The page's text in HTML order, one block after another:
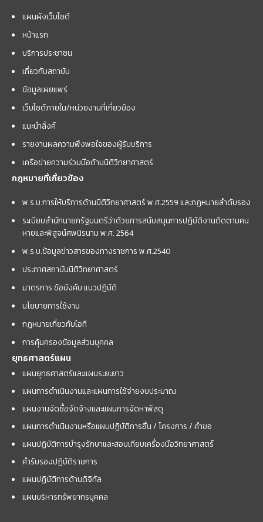
แผนผังเว็บไซต์
หน้าแรก
บริการประชาชน
เกี่ยวกับสถาบัน
ข้อมูลเผยแพร่
เว็บไซต์ภายใน/หน่วยงานที่เกี่ยวข้อง
แนะนำลิ้งค์
รายงานผลความพึงพอใจของผู้รับบริการ
เครือข่ายความร่วมมือด้านนิติวิทยาศาสตร์
กฎหมายที่เกี่ยวข้อง
พ.ร.บ.การให้บริการด้านนิติวิทยาศาสตร์ พ.ศ.2559 และกฏหมายลำดับรอง
ระเบียบสำนักนายกรัฐมนตรีว่าด้วยการสนับสนุนการปฏิบัติงานติดตามคน
หายและพิสูจน์ศพนิรนาม พ.ศ. 2564
พ.ร.บ.ข้อมูลข่าวสารของทางราชการ พ.ศ.2540
ประกาศสถาบันนิติวิทยาศาสตร์
มาตรการ ข้อบังคับ แนวปฏิบัติ
นโยบายการใช้งาน
กฎหมายเกี่ยวกับไอที
การคุ้มครองข้อมูลส่วนบุคคล
ยุทธศาสตร์แผน
แผนยุทธศาสตร์และแผนระยะยาว
แผนการดำเนินงานและแผนการใช้จ่ายงบประมาณ
แผนงานจัดซื้อจัดจ้างและแผนการจัดหาพัสดุ
แผนการดำเนินงานหรือแผนปฏิบัติการอื่น / โครงการ / คำขอ
แผนปฏิบัติการบำรุงรักษาและสอบเทียบเครื่องมือวิทยาศาสตร์
คำรับรองปฏิบัติราชการ
แผนปฏิบัติการด้านดิจิทัล
แผนบริหารทรัพยากรบุคคล